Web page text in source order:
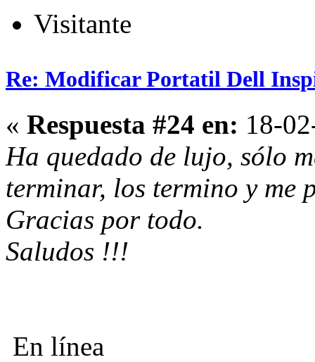
Visitante
Re: Modificar Portatil Dell
« Respuesta #24 en: 18-
Ha quedado de lujo, sólo
terminar, los termino y me
Gracias por todo.
Saludos !!!
En línea